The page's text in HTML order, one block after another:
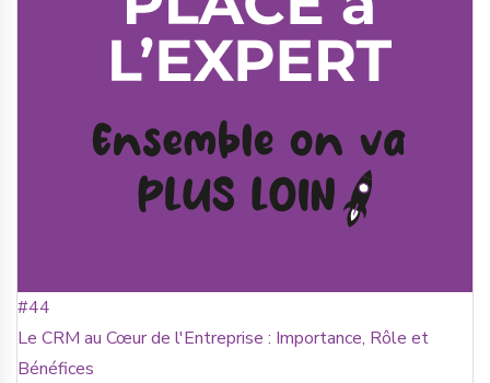
#44
Le CRM au Cœur de l'Entreprise : Importance, Rôle et
Bénéfices